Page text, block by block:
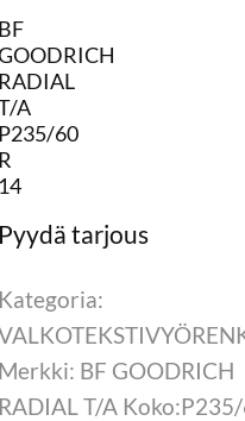
BF
RADIAL
A
P235/60
R
14
Kategoria:
Merkki: BF GOODRICH
RADIAL T/A